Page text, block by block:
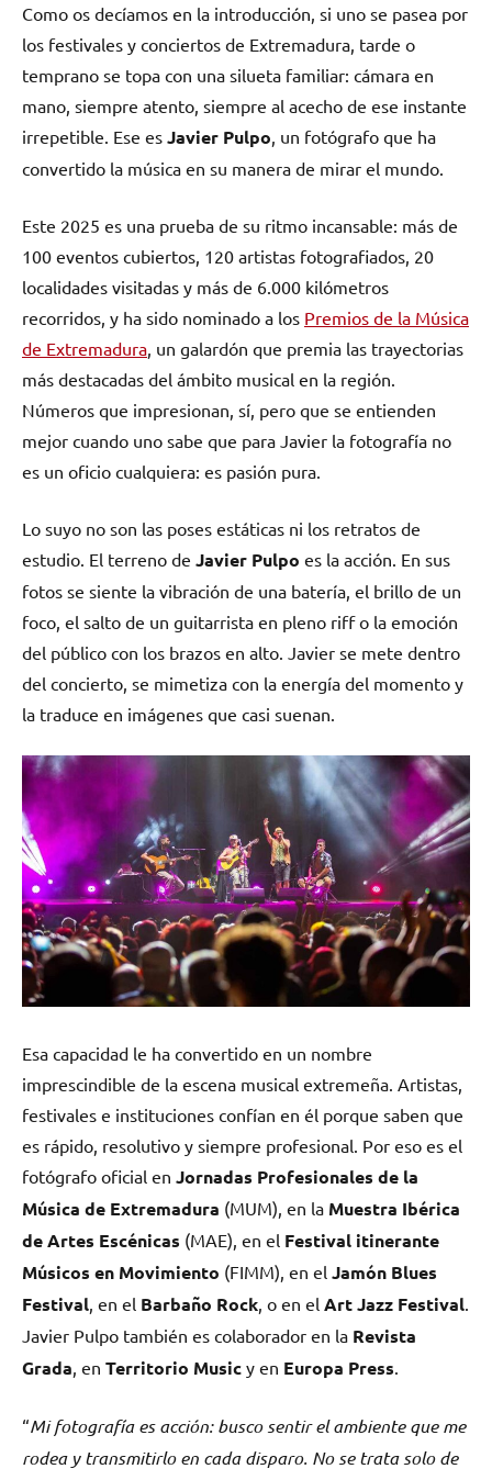
Como os decíamos en la introducción, si uno se pasea por
los festivales y conciertos de Extremadura, tarde o
temprano se topa con una silueta familiar: cámara en
mano, siempre atento, siempre al acecho de ese instante
irrepetible. Ese es Javier Pulpo , un fotógrafo que ha
convertido la música en su manera de mirar el mundo.
Este 2025 es una prueba de su ritmo incansable: más de
100 eventos cubiertos, 120 artistas fotografiados, 20
localidades visitadas y más de 6.000 kilómetros
recorridos, y ha sido nominado a los Premios de la Música
de Extremadura , un galardón que premia las trayectorias
más destacadas del ámbito musical en la región.
Números que impresionan, sí, pero que se entienden
mejor cuando uno sabe que para Javier la fotografía no
es un oficio cualquiera: es pasión pura.
Lo suyo no son las poses estáticas ni los retratos de
estudio. El terreno de Javier Pulpo es la acción. En sus
fotos se siente la vibración de una batería, el brillo de un
foco, el salto de un guitarrista en pleno riff o la emoción
del público con los brazos en alto. Javier se mete dentro
del concierto, se mimetiza con la energía del momento y
la traduce en imágenes que casi suenan.
Esa capacidad le ha convertido en un nombre
imprescindible de la escena musical extremeña. Artistas,
festivales e instituciones confían en él porque saben que
es rápido, resolutivo y siempre profesional. Por eso es el
fotógrafo oficial en Jornadas Profesionales de la
Música de Extremadura (MUM), en la Muestra Ibérica
de Artes Escénicas (MAE), en el Festival itinerante
Músicos en Movimiento (FIMM), en el Jamón Blues
Festival , en el Barbaño Rock , o en el Art Jazz Festival
Javier Pulpo también es colaborador en la Revista
Grada , en Territorio Music y en Europa Press
“Mi fotografía es acción: busco sentir el ambiente que me
rodea y transmitirlo en cada disparo. No se trata solo de